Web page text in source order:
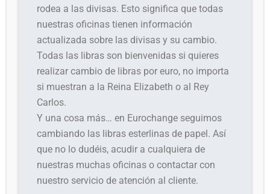
rodea a las divisas. Esto significa que todas
nuestras oficinas tienen información
actualizada sobre las divisas y su cambio.
Todas las libras son bienvenidas si quieres
realizar cambio de libras por euro, no importa
si muestran a la Reina Elizabeth o al Rey
Carlos.
Y una cosa más… en Eurochange seguimos
cambiando las libras esterlinas de papel. Así
que no lo dudéis, acudir a cualquiera de
nuestras muchas oficinas o contactar con
nuestro servicio de atención al cliente.